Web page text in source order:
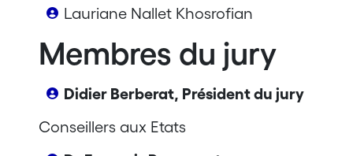
Lauriane Nallet Khosrofian
Membres du jury
Didier Berberat, Président du jury
Conseillers aux Etats